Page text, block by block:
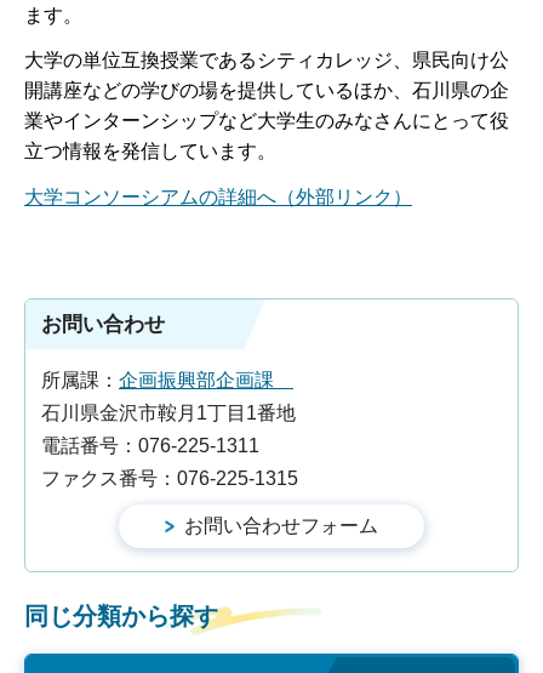
ます。
大学の単位互換授業であるシティカレッジ、県民向け公
開講座などの学びの場を提供しているほか、石川県の企
業やインターンシップなど大学生のみなさんにとって役
立つ情報を発信しています。
大学コンソーシアムの詳細へ（外部リンク）
お問い合わせ
所属課： 企画振興部企画課
石川県金沢市鞍月1丁目1番地
電話番号：076-225-1311
ファクス番号：076-225-1315
同じ分類から探す